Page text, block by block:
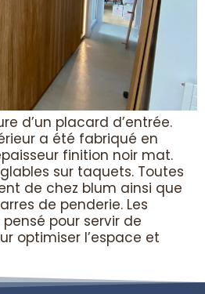
d’un placard d’entrée.
a été fabriqué en
finition noir mat.
sur taquets. Toutes
de chez blum ainsi que
de penderie. Les
pour servir de
optimiser l’espace et